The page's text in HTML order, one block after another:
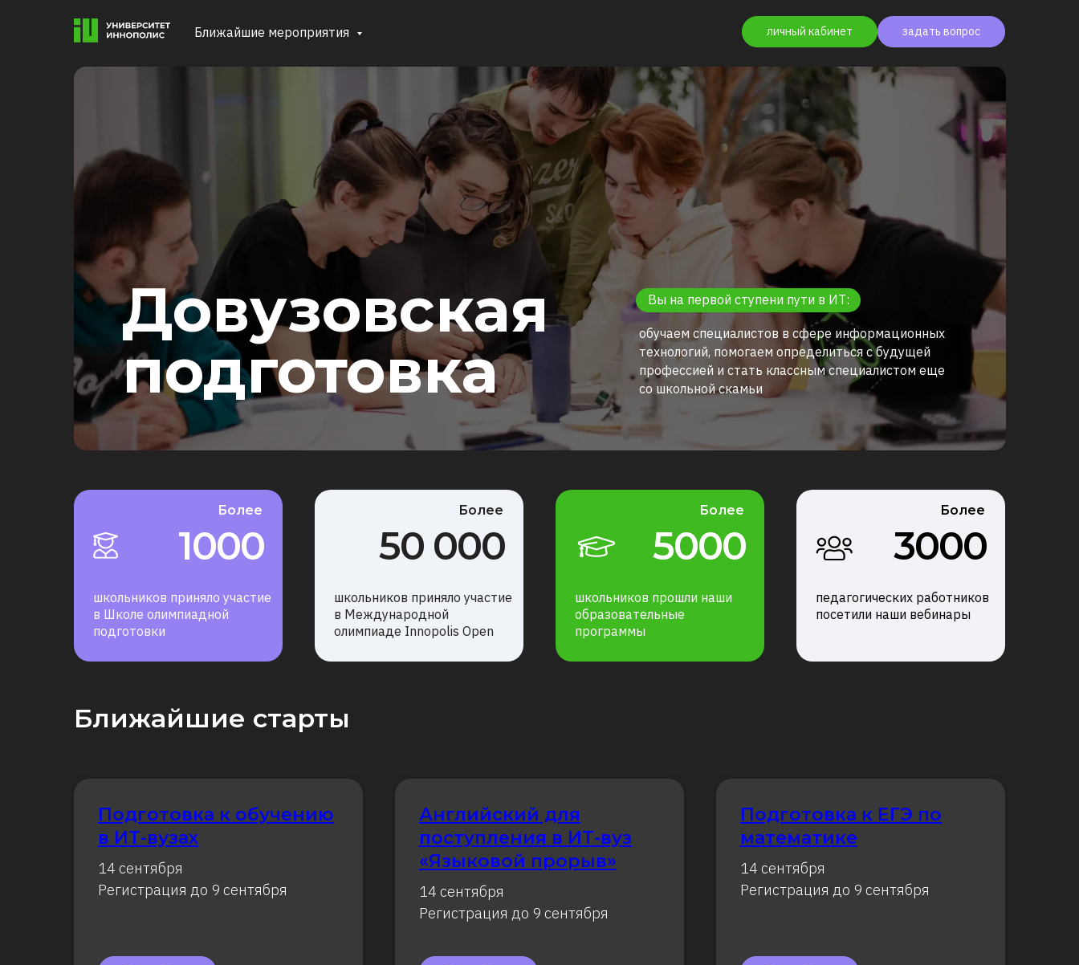
Ближайшие мероприятия личный кабинет задать вопрос
Довузовская
подготовка
Вы на первой ступени пути в ИТ:
обучаем специалистов в сфере информационных
технологий, помогаем определиться с будущей
профессией и стать классным специалистом еще
со школьной скамьи
Более
1000
школьников приняло участие
в Школе олимпиадной
подготовки
Более
50 000
школьников приняло участие
в Международной
олимпиаде Innopolis Open
Более
3000
педагогических работников
посетили наши вебинары
Более
5000
школьников прошли наши
образовательные
программы
Ближайшие старты
Подготовка к обучению
в ИТ-вузах
14 сентября
Регистрация до 9 сентября
Английский для
поступления в ИТ-вуз
«Языковой прорыв»
14 сентября
Регистрация до 9 сентября
Подготовка к ЕГЭ по
математике
14 сентября
Регистрация до 9 сентября